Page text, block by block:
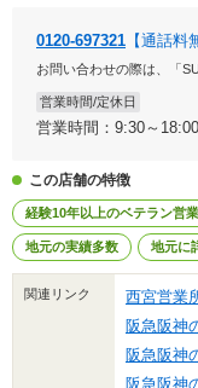
0120-697321 【通話料
お問い合わせの際は、「
営業時間/定休日
営業時間：9:30～
この店舗の特徴
経験10年以上のベテラン営
地元の実績多数 地元に
関連リンク
西宮営業
阪急阪神
阪急阪神
阪急阪神